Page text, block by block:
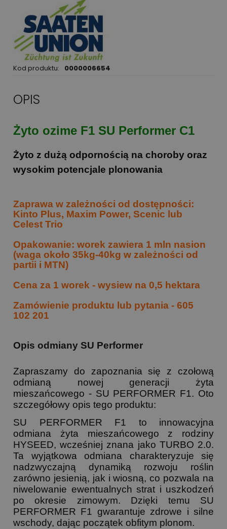
Kod produktu: 0000006654
OPIS
Żyto ozime F1 SU Performer C1
Żyto z dużą odpornością na choroby oraz
wysokim potencjale plonowania
Zaprawa w zależności od dostępności:
Kinto Plus, Maxim Power, Scenic lub
Celest Trio
Opakowanie: worek zawiera 1 mln nasion
(waga około 35kg-40kg w zależności od
partii i MTN)
Cena za 1 worek - wysiew na 0,5 hektara
Zamówienie produktu lub pytania - 605
102 201
Opis odmiany SU Performer
Zapraszamy do zapoznania się z czołową
odmianą nowej generacji żyta
mieszańcowego - SU PERFORMER F1. Oto
szczegółowy opis tego produktu:
SU PERFORMER F1 to innowacyjna
odmiana żyta mieszańcowego z rodziny
HYSEED, wcześniej znana jako TURBO 2.0.
Ta wyjątkowa odmiana charakteryzuje się
nadzwyczajną dynamiką rozwoju roślin
zarówno jesienią, jak i wiosną, co pozwala na
niwelowanie ewentualnych strat i uszkodzeń
po okresie zimowym. Dzięki temu SU
PERFORMER F1 gwarantuje zdrowe i silne
wschody, dając początek obfitym plonom.